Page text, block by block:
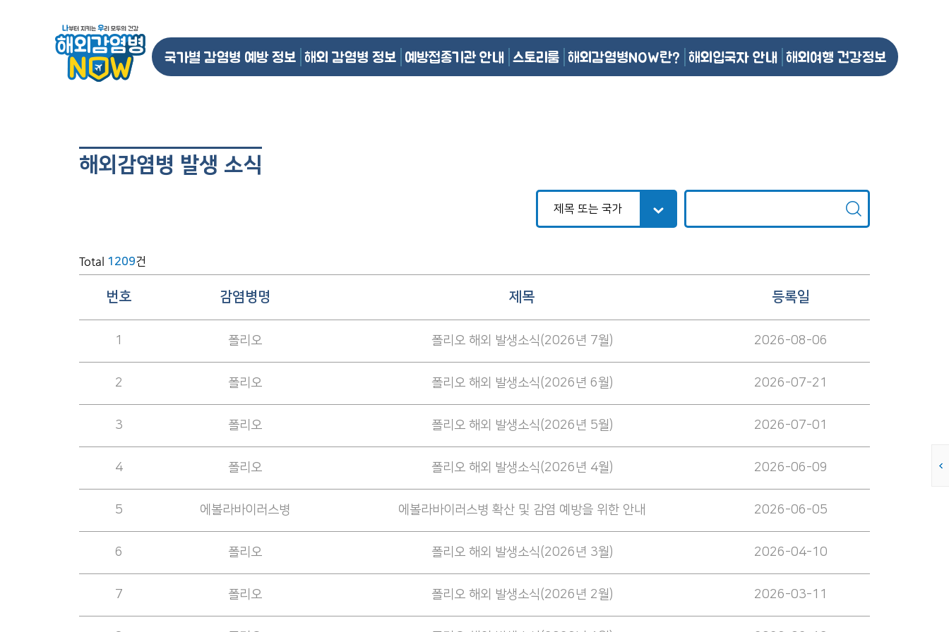
국가별 감염병 예방 정보 해외 감염병 정보 예방접종기관 안내 스토리룸 해외감염병NOW란? 해외입국자 안내 해외여행 건강정보
해외감염병 발생 소식
Total 1209건
번호 감염병명 제목 등록일
1 폴리오 폴리오 해외 발생소식(2026년 7월) 2026-08-06
2 폴리오 폴리오 해외 발생소식(2026년 6월) 2026-07-21
3 폴리오 폴리오 해외 발생소식(2026년 5월) 2026-07-01
4 폴리오 폴리오 해외 발생소식(2026년 4월) 2026-06-09
5 에볼라바이러스병 에볼라바이러스병 확산 및 감염 예방을 위한 안내 2026-06-05
6 폴리오 폴리오 해외 발생소식(2026년 3월) 2026-04-10
7 폴리오 폴리오 해외 발생소식(2026년 2월) 2026-03-11